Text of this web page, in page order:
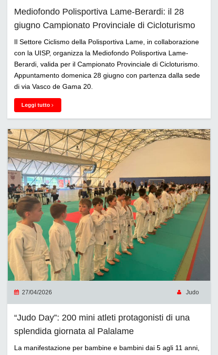
Mediofondo Polisportiva Lame-Berardi: il 28
giugno Campionato Provinciale di Cicloturismo
Il Settore Ciclismo della Polisportiva Lame, in collaborazione
con la UISP, organizza la Mediofondo Polisportiva Lame-
Berardi, valida per il Campionato Provinciale di Cicloturismo.
Appuntamento domenica 28 giugno con partenza dalla sede
di via Vasco de Gama 20.
Leggi tutto
27/04/2026 Judo
“Judo Day”: 200 mini atleti protagonisti di una
splendida giornata al Palalame
La manifestazione per bambine e bambini dai 5 agli 11 anni,